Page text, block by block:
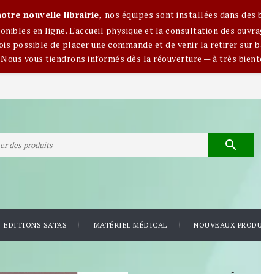
nouvelle librairie, nos équipes sont installées dans des
en ligne. L'accueil physique et la consultation des
possible de placer une commande et de venir la retirer sur
Nous vous tiendrons informés dès la réouverture — à très

EDITIONS SATAS MATÉRIEL MÉDICAL NOUVEAUX